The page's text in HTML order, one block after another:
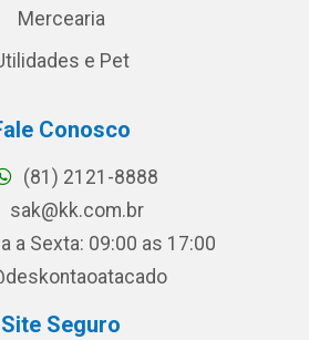
Mercearia
e Pet
Conosco
(81) 2121-8888
sak@kk.com.br
a Sexta: 09:00 as 17:00
Site Seguro